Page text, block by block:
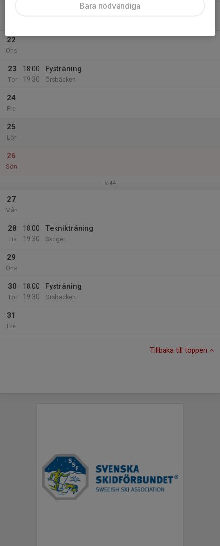
Teknikträning
22
Ons
23
Tor
18:00
19:30
Fysträning
Örsbäcken
24
Fre
25
Lör
26
Sön
v.44
27
Mån
28
Tis
18:00
19:30
Teknikträning
Skogen
29
Ons
30
Tor
18:00
19:30
Fysträning
Örsbäcken
31
Fre
Tillbaka till toppen
Bara nödvändiga